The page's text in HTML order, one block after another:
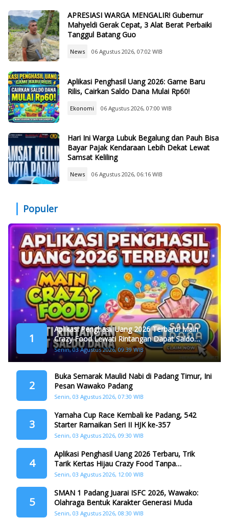
APRESIASI WARGA MENGALIR! Gubernur
Mahyeldi Gerak Cepat, 3 Alat Berat Perbaiki
Tanggul Batang Guo
News 06 Agustus 2026, 07:02 WIB
Aplikasi Penghasil Uang 2026: Game Baru
Rilis, Cairkan Saldo Dana Mulai Rp60!
Ekonomi 06 Agustus 2026, 07:00 WIB
Hari Ini Warga Lubuk Begalung dan Pauh Bisa
Bayar Pajak Kendaraan Lebih Dekat Lewat
Samsat Keliling
News 06 Agustus 2026, 06:16 WIB
Populer
1
Aplikasi Penghasil Uang 2026 Terbaru! Main
Crazy Food Lewati Rintangan Dapat Saldo
Dana
Senin, 03 Agustus 2026, 09:39 WIB
2
Buka Semarak Maulid Nabi di Padang Timur, Ini
Pesan Wawako Padang
Senin, 03 Agustus 2026, 07:30 WIB
3
Yamaha Cup Race Kembali ke Padang, 542
Starter Ramaikan Seri II HJK ke-357
Senin, 03 Agustus 2026, 09:30 WIB
4
Aplikasi Penghasil Uang 2026 Terbaru, Trik
Tarik Kertas Hijau Crazy Food Tanpa
Penggandaan
Senin, 03 Agustus 2026, 12:00 WIB
5
SMAN 1 Padang Juarai ISFC 2026, Wawako:
Olahraga Bentuk Karakter Generasi Muda
Senin, 03 Agustus 2026, 08:30 WIB